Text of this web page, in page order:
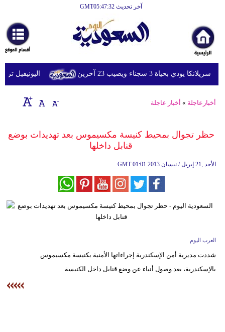
آخر تحديث GMT05:47:32
أخبارعاجلة
رياضة
ثقافة
إقتصاد
وموسيقى
اليونيفيل ترصد إطلاق 113 مقذوفا إسرائيليا على بحياة 3 سجناء ويصيب 23 آخرين
أخبارعاجلة » أخبار عاجلة
حظر تجوال بمحيط كنيسة مكسيموس بعد تهديدات بوضع
قنابل داخلها
GMT 01:01 2013 الأحد ,21 إبريل / نيسان
العرب اليوم
شددت مديرية أمن الإسكندرية إجراءاتها الأمنية بكنيسة مكسيموس
بالإسكندرية، بعد وصول أنباء عن وضع قنابل داخل الكنيسة.